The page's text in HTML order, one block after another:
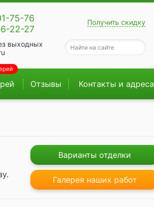
75-76
22-27
выходных
Получить скидку
Отзывы Контакты и адреса
Варианты отделки
Галерея наших работ